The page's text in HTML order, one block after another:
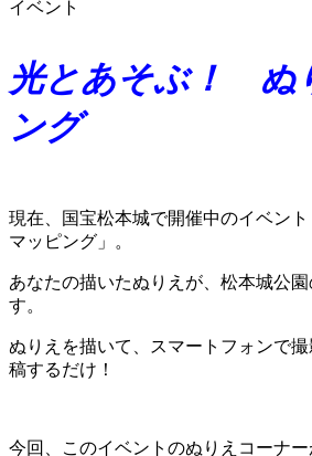
イベント
光とあそぶ！
ぬ
ング
現在、国宝松本城で開催中のイベン
マッピング」。
あなたの描いたぬりえが、松本城公
す。
ぬりえを描いて、スマートフォンで
稿するだけ！
今回、このイベントのぬりえコーナ